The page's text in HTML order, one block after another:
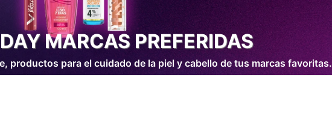
MARCAS PREFERIDAS
productos para el cuidado de la piel y cabello de tus marcas favoritas.